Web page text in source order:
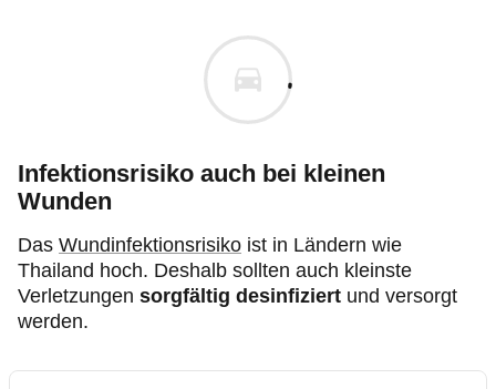
Infektionsrisiko auch bei kleinen
Wunden
Das Wundinfektionsrisiko ist in Ländern wie
Thailand hoch. Deshalb sollten auch kleinste
Verletzungen sorgfältig desinfiziert und versorgt
werden.